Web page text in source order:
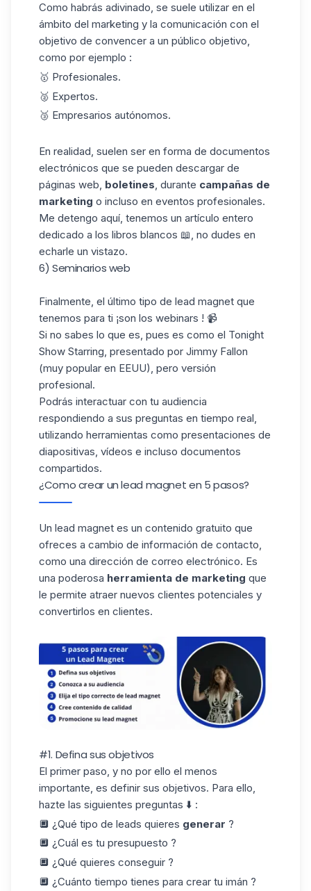
Como habrás adivinado, se suele utilizar en el
ámbito del marketing y la comunicación con el
objetivo de convencer a un público objetivo,
como por ejemplo :
🥇 Profesionales.
🥈 Expertos.
🥉 Empresarios autónomos.
En realidad, suelen ser en forma de documentos
electrónicos que se pueden descargar de
páginas web, boletines, durante campañas de
marketing o incluso en eventos profesionales.
Me detengo aquí, tenemos un artículo entero
dedicado a los libros blancos 📖, no dudes en
echarle un vistazo.
6) Seminarios web
Finalmente, el último tipo de lead magnet que
tenemos para ti ¡son los webinars ! 📹
Si no sabes lo que es, pues es como el Tonight
Show Starring, presentado por Jimmy Fallon
(muy popular en EEUU), pero versión
profesional.
Podrás interactuar con tu audiencia
respondiendo a sus preguntas en tiempo real,
utilizando herramientas como presentaciones de
diapositivas, vídeos e incluso documentos
compartidos.
¿Como crear un lead magnet en 5 pasos?
Un lead magnet es un contenido gratuito que
ofreces a cambio de información de contacto,
como una dirección de correo electrónico. Es
una poderosa herramienta de marketing que
le permite atraer nuevos clientes potenciales y
convertirlos en clientes.
#1. Defina sus objetivos
El primer paso, y no por ello el menos
importante, es definir sus objetivos. Para ello,
hazte las siguientes preguntas ⬇️ :
🔲 ¿Qué tipo de leads quieres generar ?
🔲 ¿Cuál es tu presupuesto ?
🔲 ¿Qué quieres conseguir ?
🔲 ¿Cuánto tiempo tienes para crear tu imán ?